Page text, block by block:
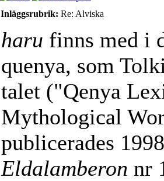
Inläggsrubrik: Re: Alviska
haru finns med i
quenya, som
talet ("Qenya
Mythological
publicerades
Eldalamberon nr